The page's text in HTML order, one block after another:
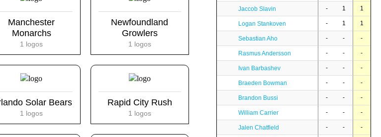
Manchester
Monarchs
1 logos
Newfoundland
Growlers
1 logos
Solar Bears
1 logos
Rapid City Rush
1 logos
Jaccob Slavin - 1 1
Logan Stankoven - 1 1
Sebastian Aho - - -
Rasmus Andersson - - -
Ivan Barbashev - - -
Braeden Bowman - - -
Brandon Bussi - - -
William Carrier - - -
Jalen Chatfield - - -